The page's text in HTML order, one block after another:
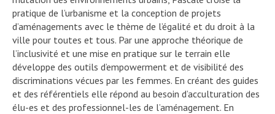
pratique de l’urbanisme et la conception de projets
d’aménagements avec le thème de l’égalité et du droit à la
ville pour toutes et tous. Par une approche théorique de
l’inclusivité et une mise en pratique sur le terrain elle
développe des outils d’empowerment et de visibilité des
discriminations vécues par les femmes. En créant des guides
et des référentiels elle répond au besoin d’acculturation des
élu-es et des professionnel-les de l’aménagement. En